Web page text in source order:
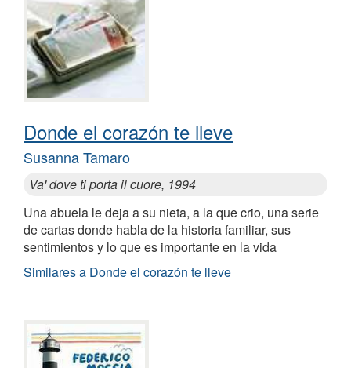
Donde el corazón te lleve
Susanna Tamaro
Va' dove ti porta il cuore, 1994
Una abuela le deja a su nieta, a la que crio, una serie
de cartas donde habla de la historia familiar, sus
sentimientos y lo que es importante en la vida
Similares a Donde el corazón te lleve